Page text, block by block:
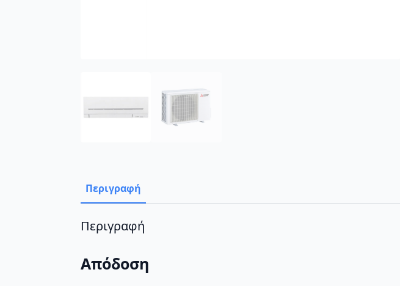
Περιγραφή
Περιγραφή
Απόδοση